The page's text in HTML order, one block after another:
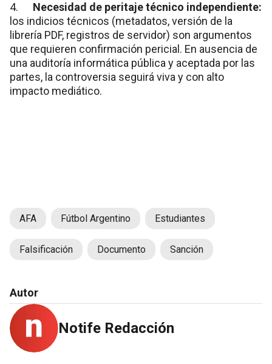
4. Necesidad de peritaje técnico independiente:
los indicios técnicos (metadatos, versión de la
librería PDF, registros de servidor) son argumentos
que requieren confirmación pericial. En ausencia de
una auditoría informática pública y aceptada por las
partes, la controversia seguirá viva y con alto
impacto mediático.
AFA Fútbol Argentino Estudiantes
Falsificación Documento Sanción
Autor
Notife Redacción